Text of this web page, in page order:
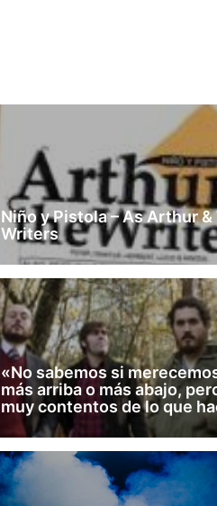
Niño y Pistola – As Arthur &
Writers
«No sabemos si
más arriba o más abajo,
muy contentos de lo que